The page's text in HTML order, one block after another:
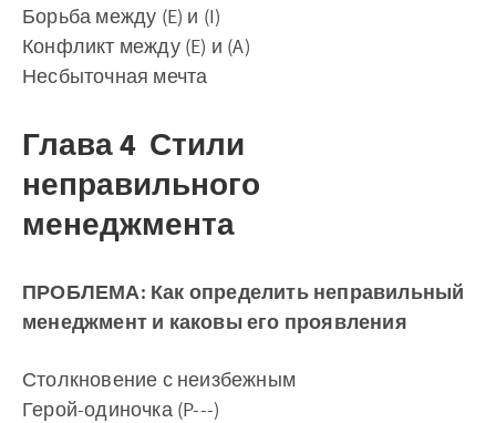
Борьба между (E) и (I)
Конфликт между (E) и (A)
Несбыточная мечта
Глава 4 Стили
неправильного
менеджмента
ПРОБЛЕМА: Как определить неправильный
менеджмент и каковы его проявления
Столкновение с неизбежным
Герой-одиночка (P---)